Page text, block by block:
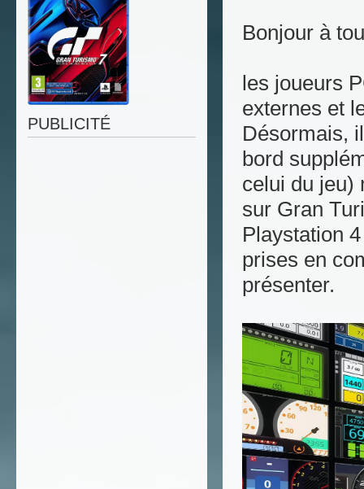
PUBLICITÉ
Bonjour à
les joueurs
externes et
Désormais,
bord
celui du jeu)
sur Gran
Playstation
prises en
présenter.